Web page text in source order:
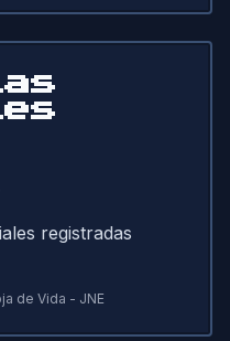
registradas
de Vida - JNE